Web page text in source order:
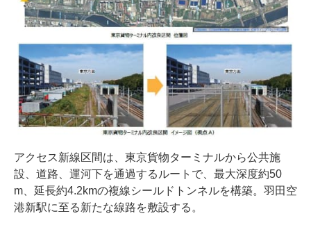
アクセス新線区間は、東京貨物ターミナルから公共施
設、道路、運河下を通過するルートで、最大深度約50
m、延長約4.2kmの複線シールドトンネルを構築。羽田空
港新駅に至る新たな線路を敷設する。